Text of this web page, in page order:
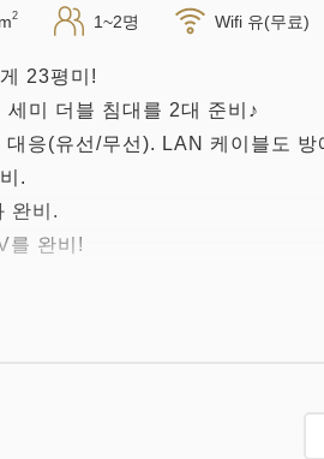
2 1~2명 Wifi 유(무료)
23평미!
미 더블 침대를 2대 준비♪
응(유선/무선). LAN 케이블도 방
.
완비.
를 완비!